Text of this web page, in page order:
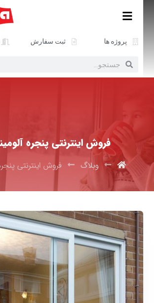
پروژه ها ثبت سفارش
فروش اینترنتی پنجره
وبلاگ فروش اینترنتی